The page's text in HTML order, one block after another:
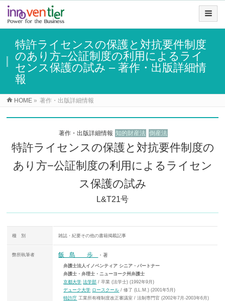
特許ライセンスの保護と対抗要件制度
のあり方−公証制度の利用によるライ
センス保護の試み – 著作・出版詳細情
報
HOME » 著作・出版詳細情報
著作・出版詳細情報 知的財産法 倒産法
特許ライセンスの保護と対抗要件制度の
あり方−公証制度の利用によるライセン
ス保護の試み
L&T21号
種 別 雑誌・紀要その他の書籍掲載記事
弊所執筆者 飯島 歩 ・著
弁護士法人イノベンティア シニア・パートナー
弁護士・弁理士・ニューヨーク州弁護士
京都大学 法学部 / 卒業 (法学士) (1992年9月)
デューク大学 ロースクール / 修了 (LL.M.) (2001年5月)
特許庁 工業所有権制度改正審議室 / 法制専門官 (2002年7月-2003年6月)